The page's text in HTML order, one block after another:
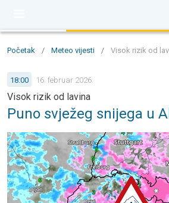
Početak / Meteo vijesti / Visok rizik od
18:00 16. februar 2026.
Visok rizik od lavina
Puno svježeg snijega u